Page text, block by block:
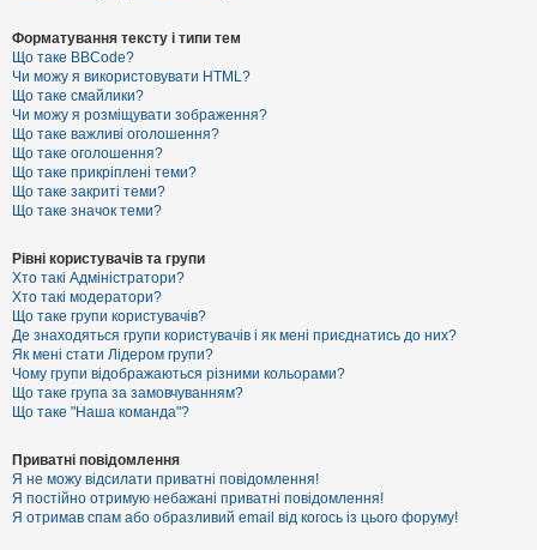
П
о
ш
у
к
Д
о
п
о
г
а
Форматування тексту і типи тем
Що таке BBCode?
Чи можу я використовувати HTML?
Що таке смайлики?
Чи можу я розміщувати зображення?
Що таке важливі оголошення?
Що таке оголошення?
Що таке прикріплені теми?
Що таке закриті теми?
Що таке значок теми?
Рівні користувачів та групи
Хто такі Адміністратори?
Хто такі модератори?
Що таке групи користувачів?
Де знаходяться групи користувачів і як мені приєднатись до них?
Як мені стати Лідером групи?
Чому групи відображаються різними кольорами?
Що таке група за замовчуванням?
Що таке "Наша команда"?
Приватні повідомлення
Я не можу відсилати приватні повідомлення!
Я постійно отримую небажані приватні повідомлення!
Я отримав спам або образливий email від когось із цього форуму!